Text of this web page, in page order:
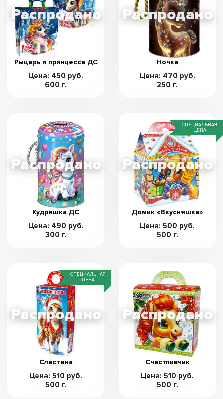
Рыцарь и принцесса ДС
Цена: 450 руб.
600 г.
Ночка
Цена: 470 руб.
250 г.
Кудряшка ДС
Цена: 490 руб.
300 г.
СПЕЦИАЛЬНАЯ
ЦЕНА
Домик «Вкусняшка»
Цена: 500 руб.
500 г.
СПЕЦИАЛЬНАЯ
ЦЕНА
Сластена
Цена: 510 руб.
500 г.
Счастливчик
Цена: 510 руб.
500 г.